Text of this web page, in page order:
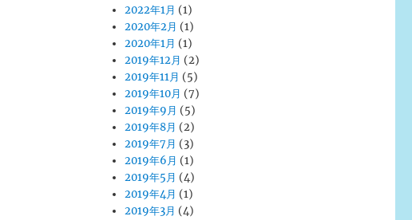
2022年1月 (1)
2020年2月 (1)
2020年1月 (1)
2019年12月 (2)
2019年11月 (5)
2019年10月 (7)
2019年9月 (5)
2019年8月 (2)
2019年7月 (3)
2019年6月 (1)
2019年5月 (4)
2019年4月 (1)
2019年3月 (4)